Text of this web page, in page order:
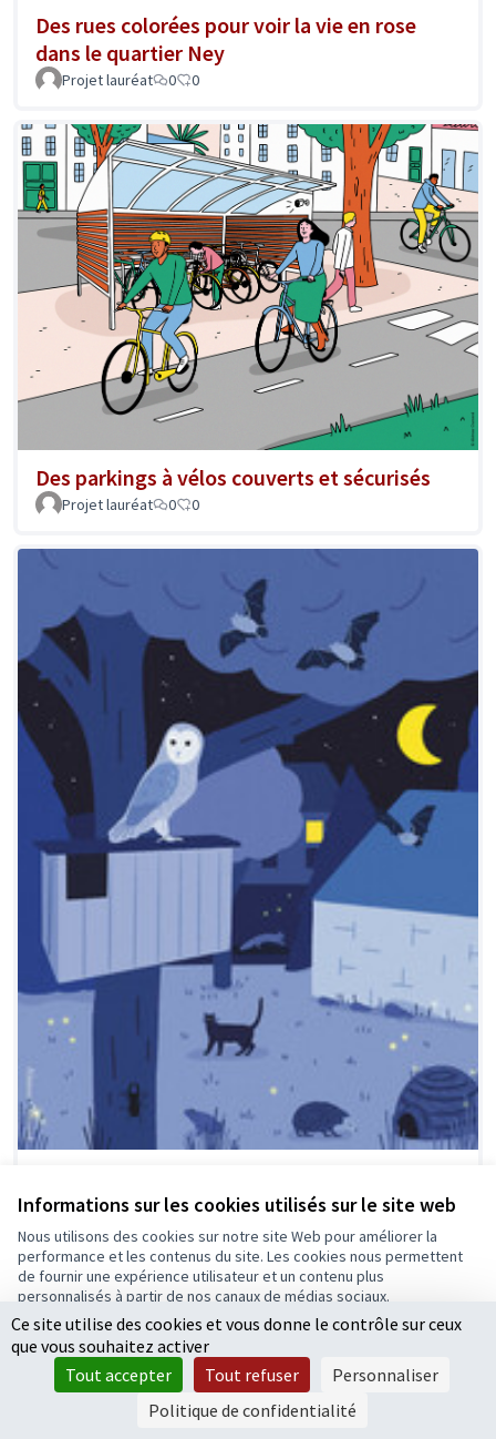
Informations sur les cookies utilisés sur le site web
Nous utilisons des cookies sur notre site Web pour améliorer la
performance et les contenus du site. Les cookies nous permettent
de fournir une expérience utilisateur et un contenu plus
personnalisés à partir de nos canaux de médias sociaux.
Tout accepter
Accepter seulement les cookies essentiels
Paramètres
Des rues colorées pour voir la vie en rose
dans le quartier Ney
Projet lauréat 0 0
Des parkings à vélos couverts et sécurisés
Projet lauréat 0 0
urbaine
Projet lauréat 0 0
Ce site utilise des cookies et vous donne le contrôle sur ceux
que vous souhaitez activer
Tout accepter
Tout refuser
Personnaliser
Politique de confidentialité